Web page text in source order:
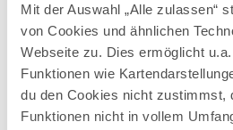
Mit der Auswahl „Alle zulassen“
von Cookies und ähnlichen
Webseite zu. Dies ermöglicht
Funktionen wie
du den Cookies nicht zustimmst,
Funktionen nicht in vollem
WANDERTOUR
3
Terrainkurweg IV Bad
In und um Bad Wörishofen stehen Ihnen
Nordic-Walking-Runden mit
mehr
dazu